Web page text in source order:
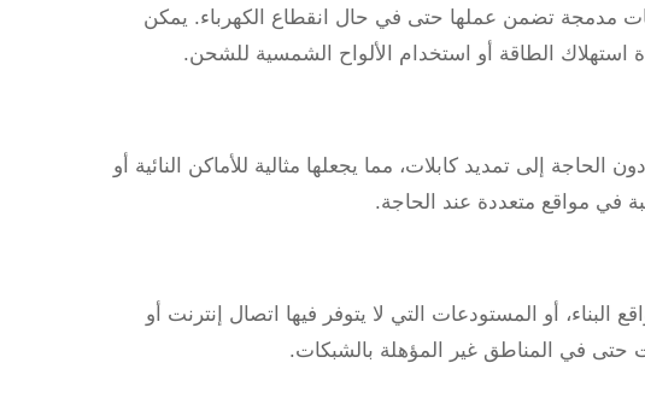
مدمجة تضمن عملها حتى في حال انقطاع الكهرباء. يمكن
الطاقة أو استخدام الألواح الشمسية للشحن.
إلى تمديد كابلات، مما يجعلها مثالية للأماكن النائية أو
في مواقع متعددة عند الحاجة.
البناء، أو المستودعات التي لا يتوفر فيها اتصال إنترنت أو
حتى في المناطق غير المؤهلة بالشبكات.